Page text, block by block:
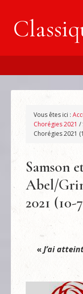
Vous êtes ici :
Chorégies 2021 /
Chorégies 2021
Samson
Abel/
2021 (10-
«J’ai